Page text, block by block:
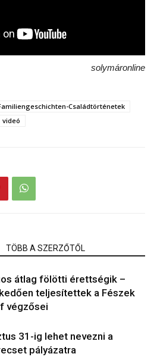
solymáronline
Családtörténetek
videó
TÖBB A SZERZŐTŐL
átlag fölötti érettségik –
teljesítettek a Fészek
végzősei
31-ig lehet nevezni a
pályázatra